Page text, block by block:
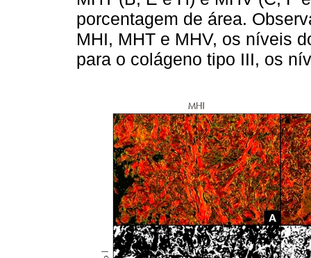
porcentagem de área.
MHI, MHT e MHV, os níveis
para o colágeno tipo III, os